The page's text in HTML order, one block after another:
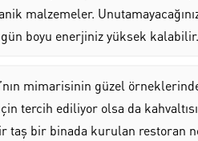
malzemeler.
boyu enerjiniz yüksek kalabilir.
mimarisinin güzel
tercih ediliyor olsa da kahvaltısı
taş bir binada kurulan restoran